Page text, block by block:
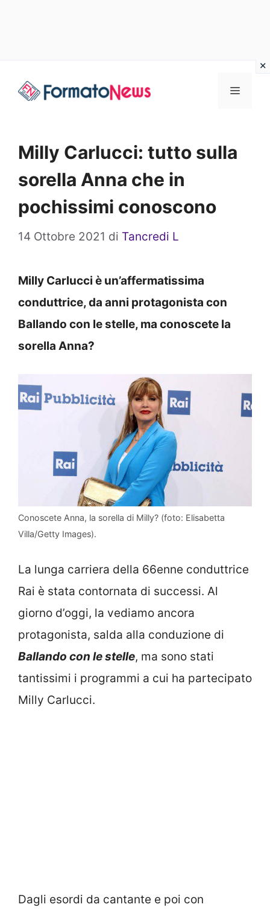
Menu
Milly Carlucci: tutto sulla
sorella Anna che in
pochissimi conoscono
14 Ottobre 2021 di Tancredi L
Milly Carlucci è un’affermatissima
conduttrice, da anni protagonista con
Ballando con le stelle, ma conoscete la
sorella Anna?
Conoscete Anna, la sorella di Milly? (foto: Elisabetta
Villa/Getty Images).
La lunga carriera della 66enne conduttrice
Rai è stata contornata di successi. Al
giorno d’oggi, la vediamo ancora
protagonista, salda alla conduzione di
Ballando con le stelle, ma sono stati
tantissimi i programmi a cui ha partecipato
Milly Carlucci.
Dagli esordi da cantante e poi con